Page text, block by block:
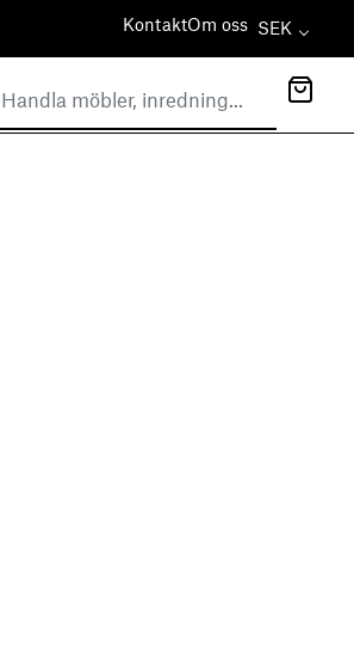
KontaktOm oss SEK